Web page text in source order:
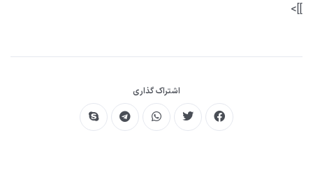
]]>
اشتراک گذاری